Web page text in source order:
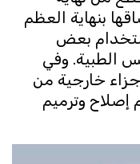
بنهاية العظم
بعض
الطبية. وفي
خارجية من
وترميم